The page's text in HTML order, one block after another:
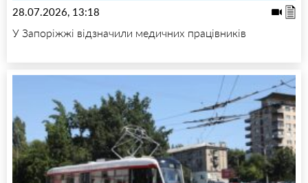
28.07.2026, 13:18
У Запоріжжі відзначили медичних працівників